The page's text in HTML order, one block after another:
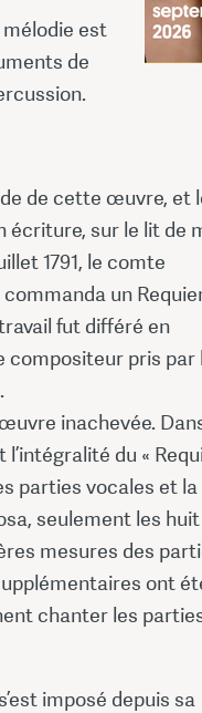
est
de
de cette œuvre, et
écriture, sur le lit de
1791, le comte
un
fut différé en
compositeur pris par
inachevée.
du «
parties vocales et la
seulement les huit
mesures des
ont
chanter les
imposé depuis sa